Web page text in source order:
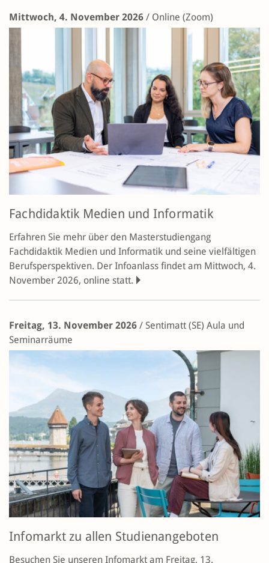
Mittwoch, 4. November 2026 / Online (Zoom)
Fachdidaktik Medien und Informatik
Erfahren Sie mehr über den Masterstudiengang
Fachdidaktik Medien und Informatik und seine vielfältigen
Berufsperspektiven. Der Infoanlass findet am Mittwoch, 4.
November 2026, online statt.
Freitag, 13. November 2026 / Sentimatt (SE) Aula und
Seminarräume
Infomarkt zu allen Studienangeboten
Besuchen Sie unseren Infomarkt am Freitag, 13.